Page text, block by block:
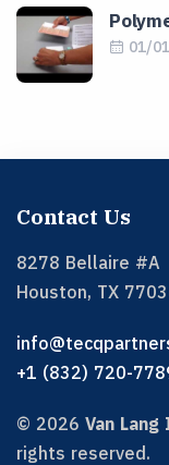
01/
Contact Us
8278 Bellaire #A
Houston, TX
+1 (832) 720-
© 2026 Van Lang
rights reserved.